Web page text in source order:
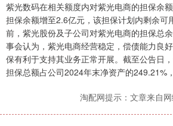
紫光数码在相关额度内对紫光电商的担保余
担保余额增至2.6亿元，该担保计划内剩余可
前，紫光股份及子公司对紫光电商的担保总
事会认为，紫光电商经营稳定，偿债能力良
保有利于支持其业务正常开展。截至公告日
担保总额占公司2024年末净资产的249.21%
淘配网提示：文章来自网